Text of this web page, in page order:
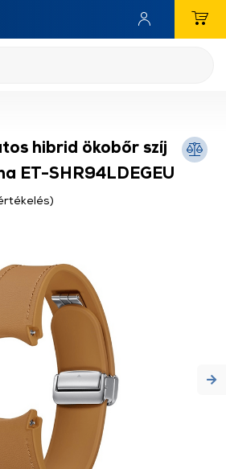
hibrid ökobőr szíj
ET-SHR94LDEGEU